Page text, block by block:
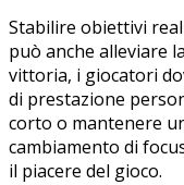
Stabilire obiettivi
può anche alleviare
vittoria, i giocatori
di prestazione
corto o mantenere
cambiamento di
il piacere del gioco.